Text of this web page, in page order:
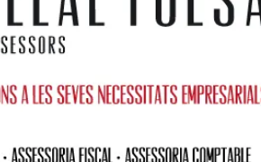
ASSESSORIA ADMINISTRATIVA
ASSESSORIA DE COMUNICACIÓ
ASSESSORIA EN ESTRANGERIA
PROTECCIÓ DE DADES
SERVEIS IMMOBILIARIS